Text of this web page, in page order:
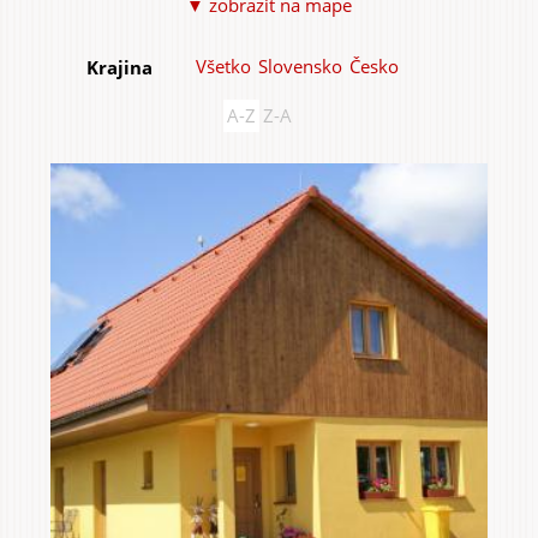
Do záhrady a sadu
Služby
Krajina Všetko Slovensko Česko
A-Z Z-A